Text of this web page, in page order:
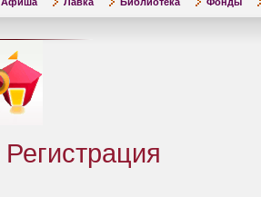
Регистрация